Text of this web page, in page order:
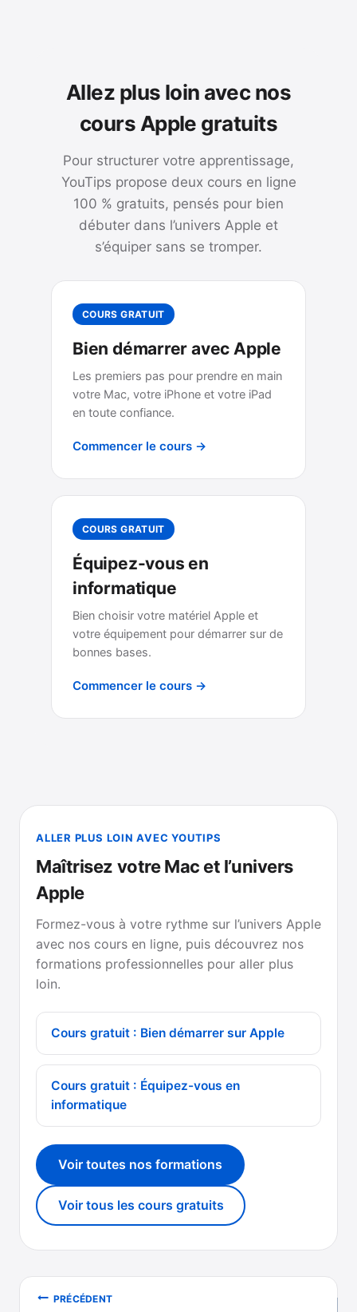
Allez plus loin avec nos
cours Apple gratuits
Pour structurer votre apprentissage,
YouTips propose deux cours en ligne
100 % gratuits, pensés pour bien
débuter dans l’univers Apple et
s’équiper sans se tromper.
COURS GRATUIT
Bien démarrer avec Apple
Les premiers pas pour prendre en main
votre Mac, votre iPhone et votre iPad
en toute confiance.
Commencer le cours →
COURS GRATUIT
Équipez-vous en
informatique
Bien choisir votre matériel Apple et
votre équipement pour démarrer sur de
bonnes bases.
Commencer le cours →
ALLER PLUS LOIN AVEC YOUTIPS
Maîtrisez votre Mac et l’univers
Apple
Formez-vous à votre rythme sur l’univers Apple
avec nos cours en ligne, puis découvrez nos
formations professionnelles pour aller plus
loin.
Cours gratuit : Bien démarrer sur Apple
Cours gratuit : Équipez-vous en
informatique
Voir toutes nos formations
Voir tous les cours gratuits
Navigation
PRÉCÉDENT